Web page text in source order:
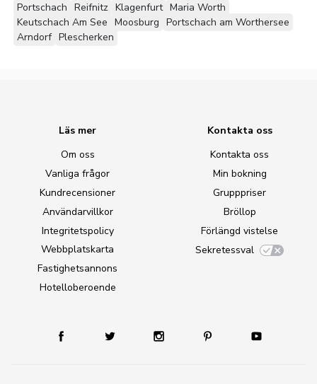
Portschach Reifnitz Klagenfurt Maria Worth
Keutschach Am See Moosburg Portschach am Worthersee
Arndorf Plescherken
Läs mer
Om oss
Vanliga frågor
Kundrecensioner
Användarvillkor
Integritetspolicy
Webbplatskarta
Fastighetsannons
Hotelloberoende
Kontakta oss
Kontakta oss
Min bokning
Grupppriser
Bröllop
Förlängd vistelse
Sekretessval